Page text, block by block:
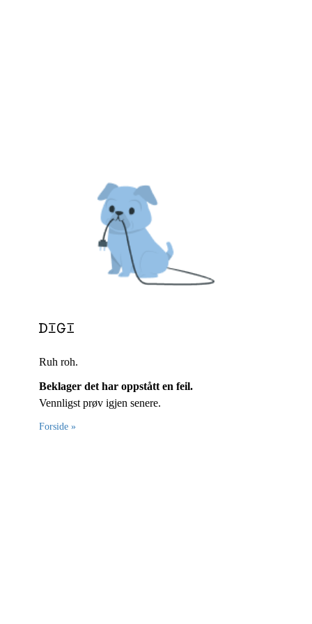
Ruh roh.
Beklager det har oppstått en feil.
Vennligst prøv igjen senere.
Forside »